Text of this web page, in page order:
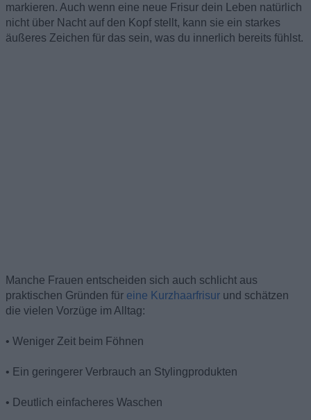
markieren. Auch wenn eine neue Frisur dein Leben natürlich
nicht über Nacht auf den Kopf stellt, kann sie ein starkes
äußeres Zeichen für das sein, was du innerlich bereits fühlst.
Manche Frauen entscheiden sich auch schlicht aus
praktischen Gründen für eine Kurzhaarfrisur und schätzen
die vielen Vorzüge im Alltag:
• Weniger Zeit beim Föhnen
• Ein geringerer Verbrauch an Stylingprodukten
• Deutlich einfacheres Waschen